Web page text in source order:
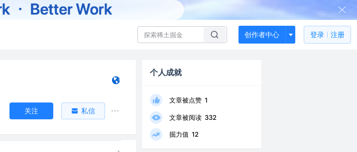
创作者中心 登录 注册
关注 私信
个人成就
文章被点赞 1
文章被阅读 332
掘力值 12